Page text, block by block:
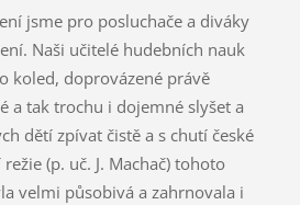
jsme pro posluchače a diváky
Naši učitelé hudebních nauk
koled, doprovázené právě
a tak trochu i dojemné slyšet a
dětí zpívat čistě a s chutí české
(p. uč. J. Machač) tohoto
velmi působivá a zahrnovala i